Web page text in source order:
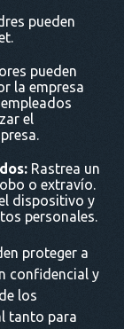
pueden
pueden
la empresa
el
Rastrea un
o extravío.
dispositivo y
personales.
proteger a
confidencial y
los
tanto para